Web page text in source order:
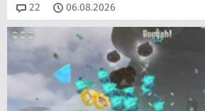
22 Kommentare
06.08.2026